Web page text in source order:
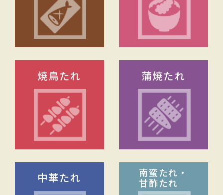
焼鳥たれ 蒲焼たれ
中華たれ
南蛮たれ・
甘酢たれ